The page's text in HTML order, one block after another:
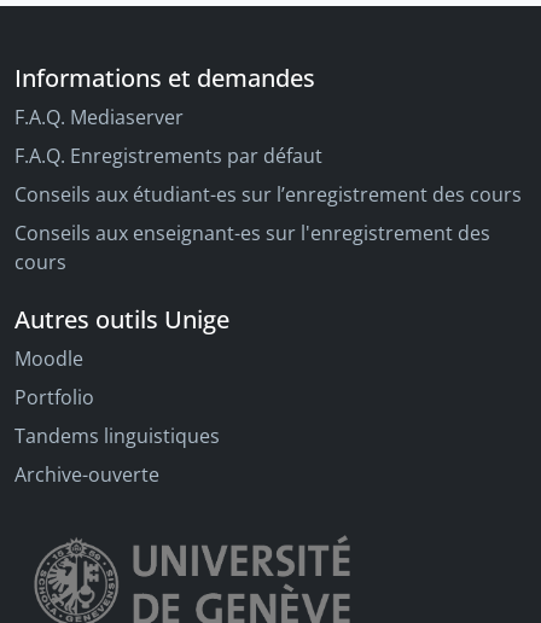
Informations et demandes
F.A.Q. Mediaserver
F.A.Q. Enregistrements par défaut
Conseils aux étudiant-es sur l’enregistrement des cours
Conseils aux enseignant-es sur l'enregistrement des
cours
Autres outils Unige
Moodle
Portfolio
Tandems linguistiques
Archive-ouverte